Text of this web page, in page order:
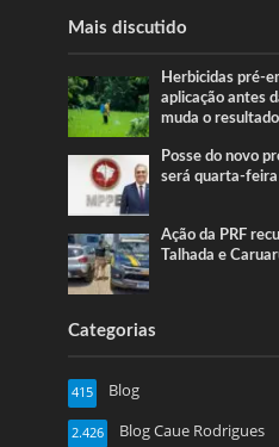
Mais discutido
Herbicidas pré-
aplicação antes
muda o
Posse do novo
será quarta-feira
Ação da PRF
Talhada e
Categorias
Blog
415
Blog Caue Rodrigues
2.426